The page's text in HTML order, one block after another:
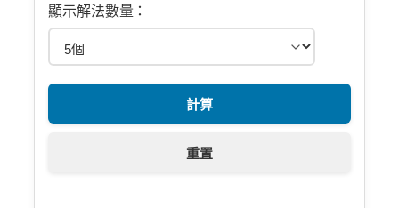
顯示解法數量：
計算
重置